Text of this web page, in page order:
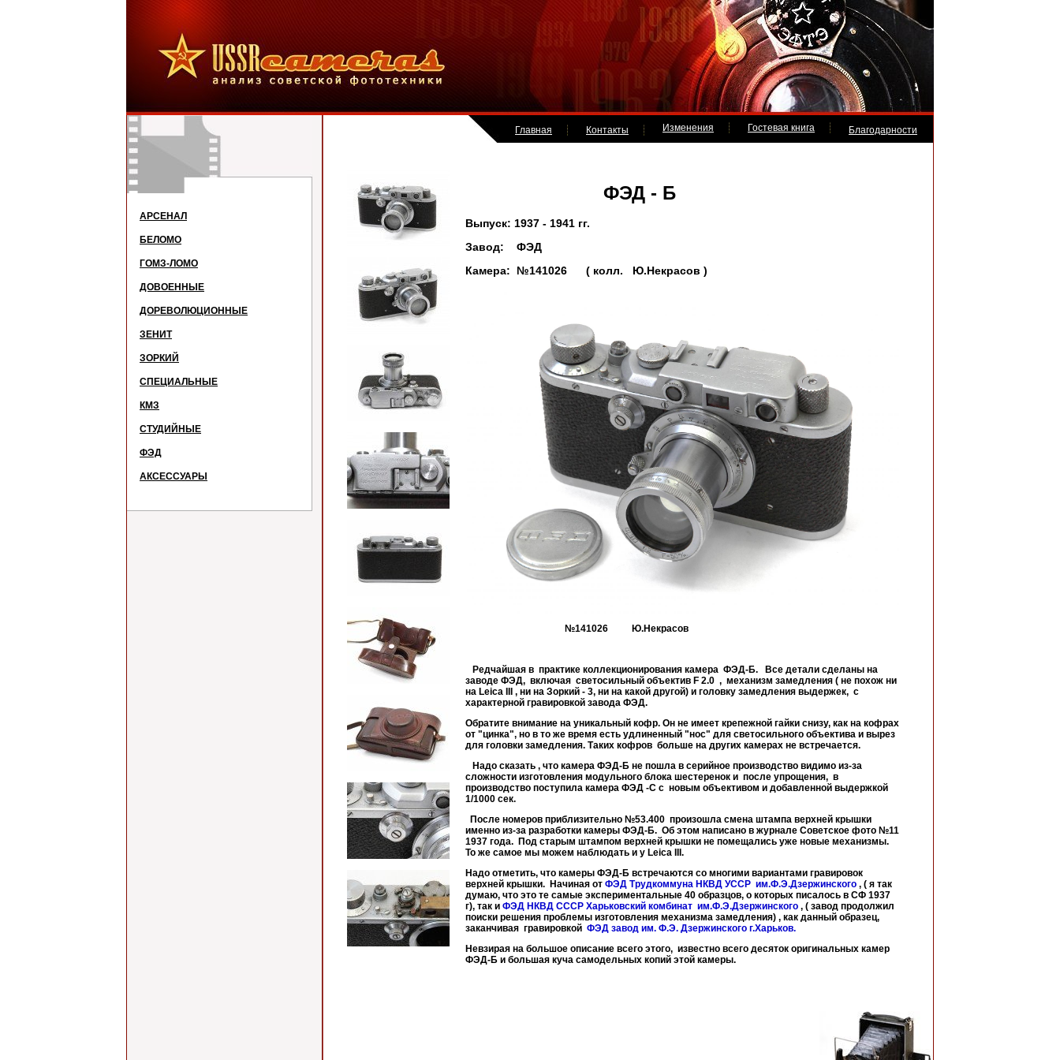
АРСЕНАЛ
БЕЛОМО
ГОМЗ-ЛОМО
ДОВОЕННЫЕ
ДОРЕВОЛЮЦИОННЫЕ
ЗЕНИТ
ЗОРКИЙ
СПЕЦИАЛЬНЫЕ
КМЗ
СТУДИЙНЫЕ
ФЭД
АКСЕССУАРЫ
Главная Контакты Изменения Гостевая книга Благодарности
ФЭД - Б
Выпуск: 1937 - 1941 гг.
Завод: ФЭД
Камера: №141026 ( колл. Ю.Некрасов )
№141026 Ю.Некрасов
Редчайшая в практике коллекционирования камера ФЭД-Б. Все детали сделаны на
заводе ФЭД, включая светосильный объектив F 2.0 , механизм замедления ( не похож ни
на Leica III , ни на Зоркий - 3, ни на какой другой) и головку замедления выдержек, с
характерной гравировкой завода ФЭД.
Обратите внимание на уникальный кофр. Он не имеет крепежной гайки снизу, как на кофрах
от "цинка", но в то же время есть удлиненный "нос" для светосильного объектива и вырез
для головки замедления. Таких кофров больше на других камерах не встречается.
Надо сказать , что камера ФЭД-Б не пошла в серийное производство видимо из-за
сложности изготовления модульного блока шестеренок и после упрощения, в
производство поступила камера ФЭД -С с новым объективом и добавленной выдержкой
1/1000 сек.
После номеров приблизительно №53.400 произошла смена штампа верхней крышки
именно из-за разработки камеры ФЭД-Б. Об этом написано в журнале Советское фото №11
1937 года. Под старым штампом верхней крышки не помещались уже новые механизмы.
То же самое мы можем наблюдать и у Leica III.
Надо отметить, что камеры ФЭД-Б встречаются со многими вариантами гравировок
верхней крышки. Начиная от ФЭД Трудкоммуна НКВД УССР им.Ф.Э.Дзержинского , ( я так
думаю, что это те самые экспериментальные 40 образцов, о которых писалось в СФ 1937
г), так и ФЭД НКВД СССР Харьковский комбинат им.Ф.Э.Дзержинского , ( завод продолжил
поиски решения проблемы изготовления механизма замедления) , как данный образец,
заканчивая гравировкой ФЭД завод им. Ф.Э. Дзержинского г.Харьков.
Невзирая на большое описание всего этого, известно всего десяток оригинальных камер
ФЭД-Б и большая куча самодельных копий этой камеры.